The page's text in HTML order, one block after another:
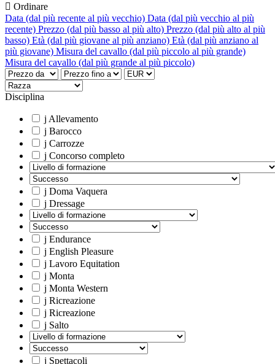
 Ordinare
Data (dal più recente al più vecchio) Data (dal più vecchio al più
recente) Prezzo (dal più basso al più alto) Prezzo (dal più alto al più
basso) Età (dal più giovane al più anziano) Età (dal più anziano al
più giovane) Misura del cavallo (dal più piccolo al più grande)
Misura del cavallo (dal più grande al più piccolo)
Disciplina
j Allevamento
j Barocco
j Carrozze
j Concorso completo
j Doma Vaquera
j Dressage
j Endurance
j English Pleasure
j Lavoro Equitation
j Monta
j Monta Western
j Ricreazione
j Ricreazione
j Salto
j Spettacoli